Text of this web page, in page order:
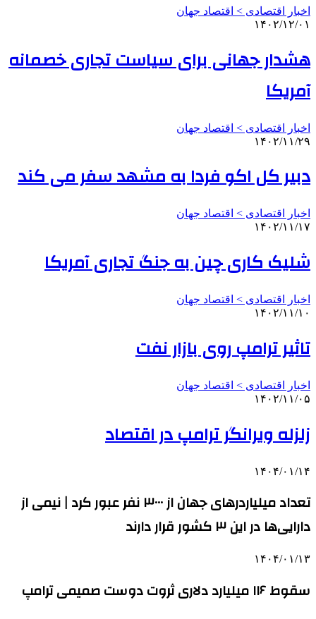
اخبار اقتصادی > اقتصاد‌ جهان
۱۴۰۲/۱۲/۰۱
هشدار جهانی برای سیاست تجاری خصمانه
آمریکا
اخبار اقتصادی > اقتصاد‌ جهان
۱۴۰۲/۱۱/۲۹
دبیر کل اکو فردا به مشهد سفر می کند
اخبار اقتصادی > اقتصاد‌ جهان
۱۴۰۲/۱۱/۱۷
شلیک کاری چین به جنگ تجاری آمریکا
اخبار اقتصادی > اقتصاد‌ جهان
۱۴۰۲/۱۱/۱۰
تاثیر ترامپ روی بازار نفت
اخبار اقتصادی > اقتصاد‌ جهان
۱۴۰۲/۱۱/۰۵
زلزله ویرانگر ترامپ در اقتصاد
۱۴۰۴/۰۱/۱۴
تعداد میلیاردرهای جهان از ۳۰۰۰ نفر عبور کرد | نیمی‌ از
دارایی‌ها در این ۳ کشور قرار دارند
۱۴۰۴/۰۱/۱۳
سقوط ۱۱۶ میلیارد دلاری ثروت دوست صمیمی ترامپ